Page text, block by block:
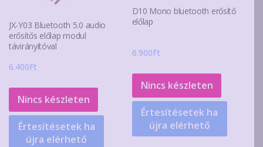
JX-Y03 Bluetooth 5.0 audio
erősítős előlap modul
távirányítóval
6.400Ft
Nincs készleten
Értesítésetek ha
újra elérhető
D10 Mono bluetooth erősítő
előlap
6.900Ft
Nincs készleten
Értesítésetek ha
újra elérhető